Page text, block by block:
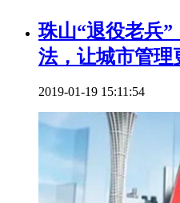
珠山“退役老兵
法，让城市管理
2019-01-19 15:11:54